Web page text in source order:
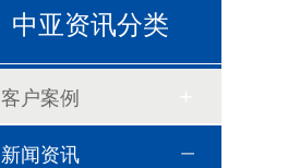
中亚资讯分类
客户案例
新闻资讯